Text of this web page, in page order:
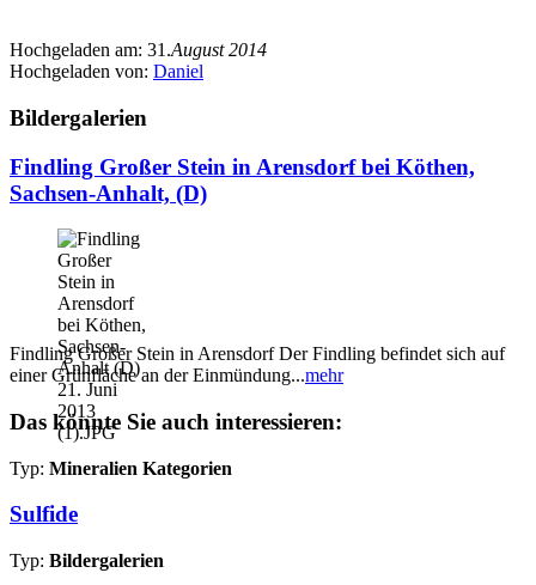
Hochgeladen am: 31.August 2014
Hochgeladen von: Daniel
Bildergalerien
Findling Großer Stein in Arensdorf bei Köthen,
Sachsen-Anhalt, (D)
Findling Großer Stein in Arensdorf Der Findling befindet sich auf
einer Grünfläche an der Einmündung...mehr
Das könnte Sie auch interessieren:
Typ: Mineralien Kategorien
Sulfide
Typ: Bildergalerien